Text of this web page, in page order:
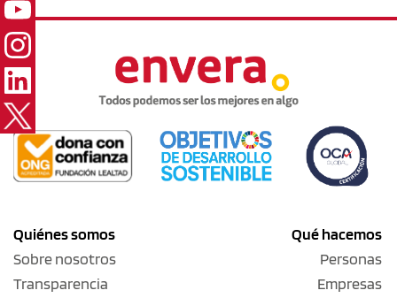
Quiénes somos
Sobre nosotros
Transparencia
Qué hacemos
Personas
Empresas